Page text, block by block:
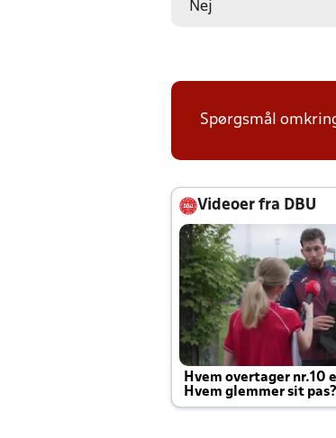
Nej
Spørgsmål
Videoer fra DBU
Hvem overtager nr.10
Hvem glemmer sit
Joachim altid til efter